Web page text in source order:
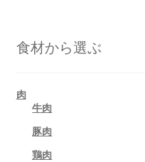
食材から選ぶ
肉
牛肉
豚肉
鶏肉